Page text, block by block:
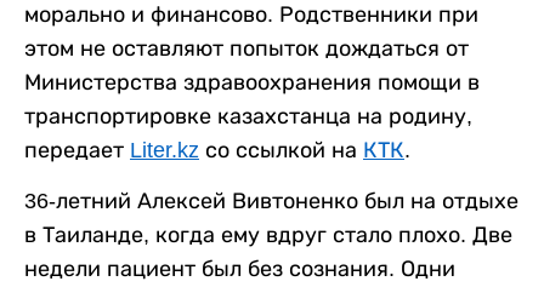
морально и финансово. Родственники при
этом не оставляют попыток дождаться от
Министерства здравоохранения помощи в
транспортировке казахстанца на родину,
передает Liter.kz со ссылкой на КТК.
36-летний Алексей Вивтоненко был на отдыхе
в Таиланде, когда ему вдруг стало плохо. Две
недели пациент был без сознания. Одни